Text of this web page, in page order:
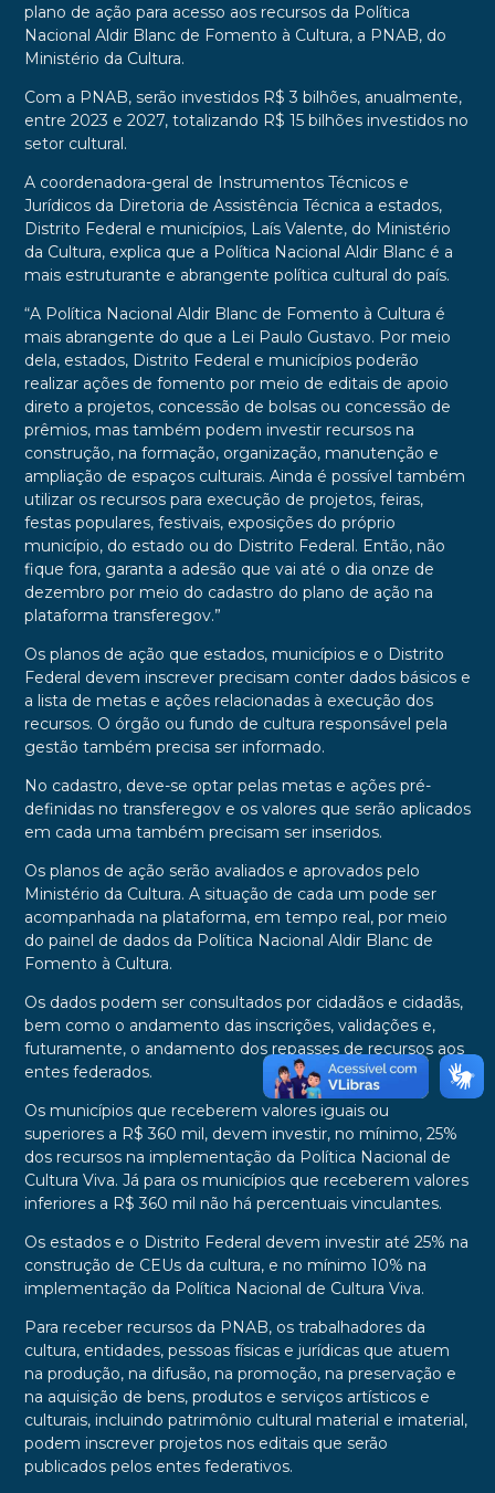
plano de ação para acesso aos recursos da Política
Nacional Aldir Blanc de Fomento à Cultura, a PNAB, do
Ministério da Cultura.
Com a PNAB, serão investidos R$ 3 bilhões, anualmente,
entre 2023 e 2027, totalizando R$ 15 bilhões investidos no
setor cultural.
A coordenadora-geral de Instrumentos Técnicos e
Jurídicos da Diretoria de Assistência Técnica a estados,
Distrito Federal e municípios, Laís Valente, do Ministério
da Cultura, explica que a Política Nacional Aldir Blanc é a
mais estruturante e abrangente política cultural do país.
“A Política Nacional Aldir Blanc de Fomento à Cultura é
mais abrangente do que a Lei Paulo Gustavo. Por meio
dela, estados, Distrito Federal e municípios poderão
realizar ações de fomento por meio de editais de apoio
direto a projetos, concessão de bolsas ou concessão de
prêmios, mas também podem investir recursos na
construção, na formação, organização, manutenção e
ampliação de espaços culturais. Ainda é possível também
utilizar os recursos para execução de projetos, feiras,
festas populares, festivais, exposições do próprio
município, do estado ou do Distrito Federal. Então, não
fique fora, garanta a adesão que vai até o dia onze de
dezembro por meio do cadastro do plano de ação na
plataforma transferegov.”
Os planos de ação que estados, municípios e o Distrito
Federal devem inscrever precisam conter dados básicos e
a lista de metas e ações relacionadas à execução dos
recursos. O órgão ou fundo de cultura responsável pela
gestão também precisa ser informado.
No cadastro, deve-se optar pelas metas e ações pré-
definidas no transferegov e os valores que serão aplicados
em cada uma também precisam ser inseridos.
Os planos de ação serão avaliados e aprovados pelo
Ministério da Cultura. A situação de cada um pode ser
acompanhada na plataforma, em tempo real, por meio
do painel de dados da Política Nacional Aldir Blanc de
Fomento à Cultura.
Os dados podem ser consultados por cidadãos e cidadãs,
bem como o andamento das inscrições, validações e,
futuramente, o andamento dos repasses de recursos aos
entes federados.
Os municípios que receberem valores iguais ou
superiores a R$ 360 mil, devem investir, no mínimo, 25%
dos recursos na implementação da Política Nacional de
Cultura Viva. Já para os municípios que receberem valores
inferiores a R$ 360 mil não há percentuais vinculantes.
Os estados e o Distrito Federal devem investir até 25% na
construção de CEUs da cultura, e no mínimo 10% na
implementação da Política Nacional de Cultura Viva.
Para receber recursos da PNAB, os trabalhadores da
cultura, entidades, pessoas físicas e jurídicas que atuem
na produção, na difusão, na promoção, na preservação e
na aquisição de bens, produtos e serviços artísticos e
culturais, incluindo patrimônio cultural material e imaterial,
podem inscrever projetos nos editais que serão
publicados pelos entes federativos.